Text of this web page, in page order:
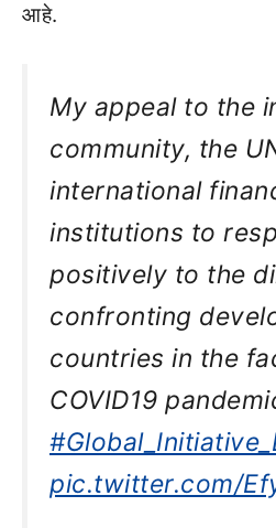
आहे.
My appeal to the
community, the
international
institutions to
positively to the
confronting
countries in the
COVID19
pic.twitter.com/